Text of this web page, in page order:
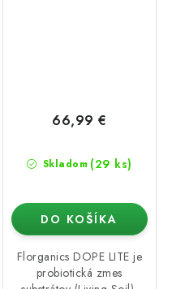
Skladom (29 ks)
66,99 €
DO KOŠÍKA
Florganics DOPE LITE je
probiotická zmes